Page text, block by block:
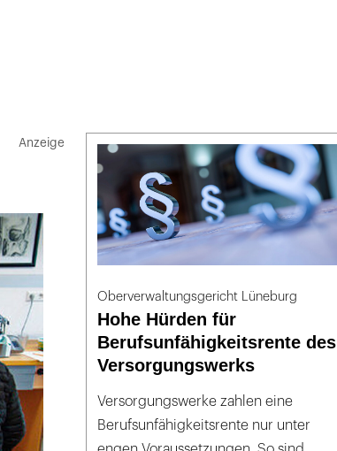
Oberverwaltungsgericht Lüneburg
Hohe Hürden für
Berufsunfähigkeitsrente des
Versorgungswerks
Versorgungswerke zahlen eine
Berufsunfähigkeitsrente nur unter